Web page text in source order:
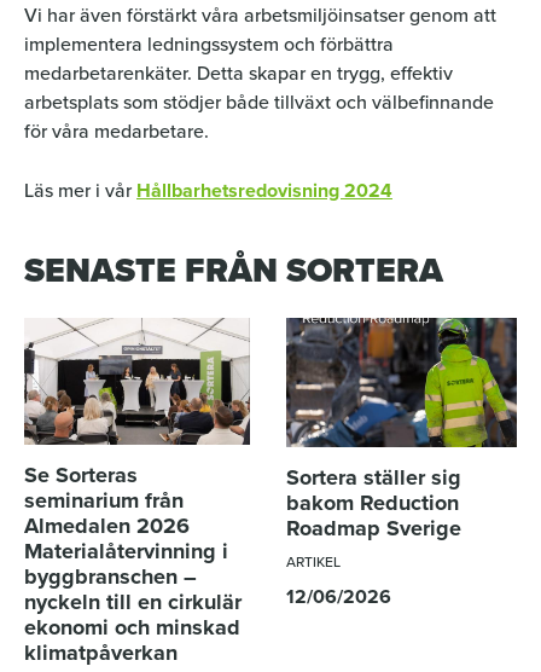
Vi har även förstärkt våra arbetsmiljöinsatser genom att
implementera ledningssystem och förbättra
medarbetarenkäter. Detta skapar en trygg, effektiv
arbetsplats som stödjer både tillväxt och välbefinnande
för våra medarbetare.
Läs mer i vår Hållbarhetsredovisning 2024
SENASTE FRÅN SORTERA
Se Sorteras
seminarium från
Almedalen 2026
Materialåtervinning i
byggbranschen –
nyckeln till en cirkulär
ekonomi och minskad
klimatpåverkan
Sortera ställer sig
bakom Reduction
Roadmap Sverige
ARTIKEL
12/06/2026